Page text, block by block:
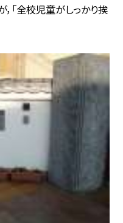
「全校児童がしっかり挨